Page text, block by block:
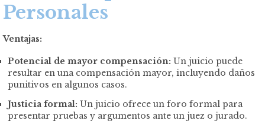
Personales
Ventajas:
Potencial de mayor compensación: Un juicio puede
resultar en una compensación mayor, incluyendo daños
punitivos en algunos casos.
Justicia formal: Un juicio ofrece un foro formal para
presentar pruebas y argumentos ante un juez o jurado.